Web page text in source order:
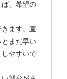
ば、希望の
きます。直
とまだ早い
しやすいで